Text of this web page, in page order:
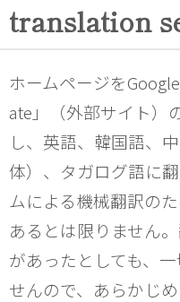
translation
ホームページを
ate」（外部サイト）
し、英語、韓国語、
体）、タガログ語に
ムによる機械翻訳の
あるとは限りません
があったとしても、
せんので、あらかじ